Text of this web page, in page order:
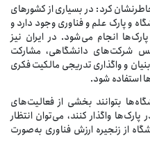
کرد: در بسیاری از کشورهای
و پارک علم و فناوری وجود دارد و
انجام می‌شود. در ایران نیز
شرکت‌های دانشگاهی، مشارکت
و واگذاری تدریجی مالکیت فکری
شود.
بتوانند بخشی از فعالیت‌های
واگذار کنند، می‌توان انتظار
از زنجیره ارزش فناوری به‌صورت